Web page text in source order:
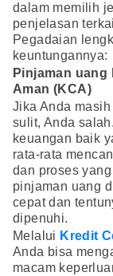
dalam memilih
penjelasan
Pegadaian
keuntungannya:
Pinjaman uang
Aman (KCA)
Jika Anda
sulit, Anda
keuangan baik
rata-rata
dan proses
pinjaman uang
cepat dan
dipenuhi.
Melalui Kredit
Anda bisa
macam